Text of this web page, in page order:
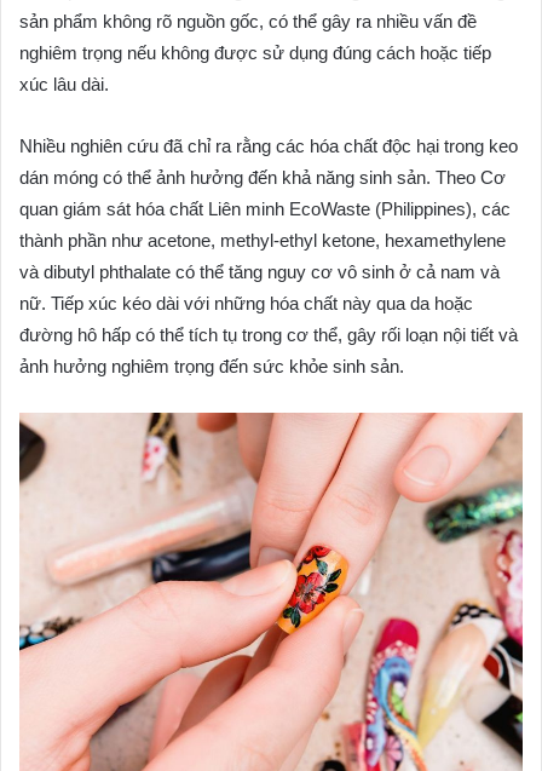
sản phẩm không rõ nguồn gốc, có thể gây ra nhiều vấn đề
nghiêm trọng nếu không được sử dụng đúng cách hoặc tiếp
xúc lâu dài.
Nhiều nghiên cứu đã chỉ ra rằng các hóa chất độc hại trong keo
dán móng có thể ảnh hưởng đến khả năng sinh sản. Theo Cơ
quan giám sát hóa chất Liên minh EcoWaste (Philippines), các
thành phần như acetone, methyl-ethyl ketone, hexamethylene
và dibutyl phthalate có thể tăng nguy cơ vô sinh ở cả nam và
nữ. Tiếp xúc kéo dài với những hóa chất này qua da hoặc
đường hô hấp có thể tích tụ trong cơ thể, gây rối loạn nội tiết và
ảnh hưởng nghiêm trọng đến sức khỏe sinh sản.